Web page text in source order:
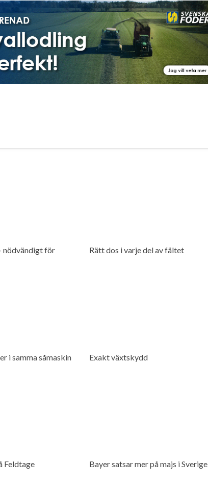
nödvändigt för
Rätt dos i varje del av fältet
i samma såmaskin Exakt växtskydd
Feldtage Bayer satsar mer på majs i Sverige